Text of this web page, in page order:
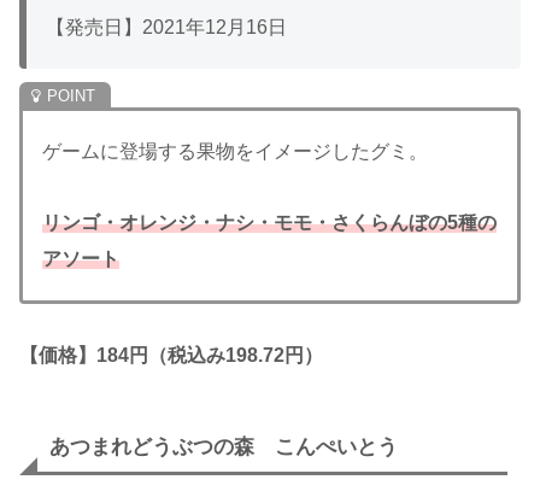
【発売日】2021年12月16日
ゲームに登場する果物をイメージしたグミ。
リンゴ・オレンジ・ナシ・モモ・さくらんぼの5種の
アソート
【価格】184円（税込み198.72円）
あつまれどうぶつの森 こんぺいとう